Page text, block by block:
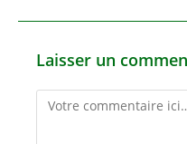
Laisser un
Comment